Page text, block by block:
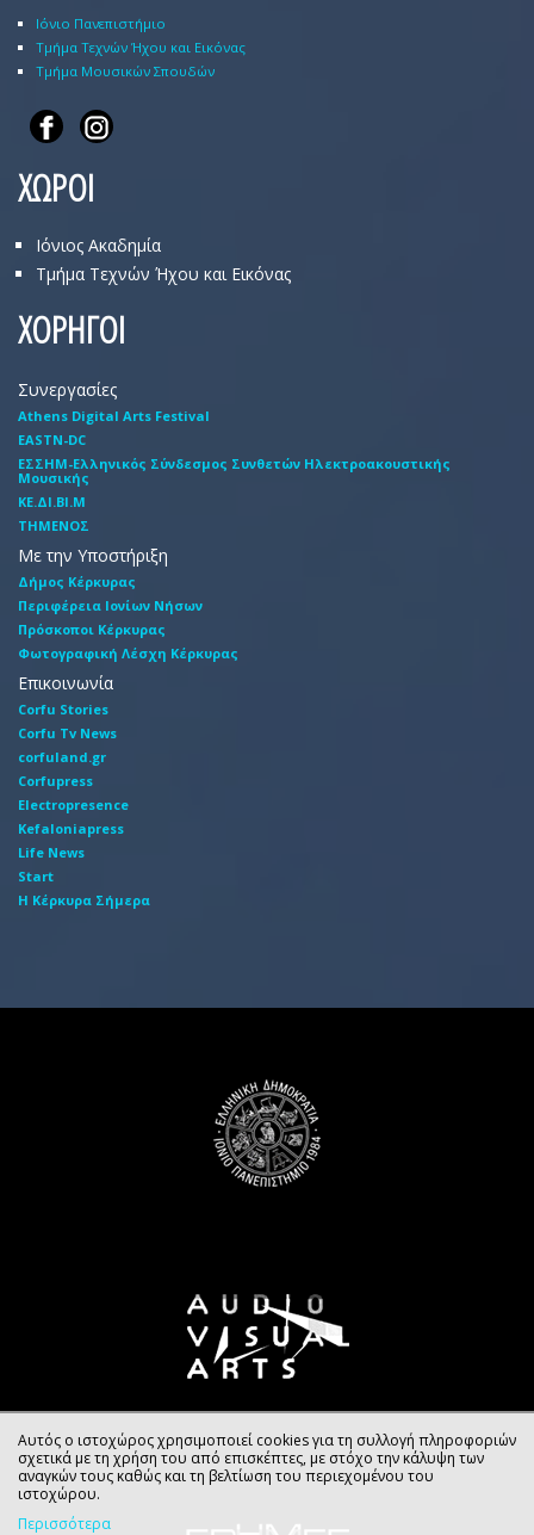
Ιόνιο Πανεπιστήμιο
Τμήμα Τεχνών Ήχου και Εικόνας
Τμήμα Μουσικών Σπουδών
ΧΩΡΟΙ
Ιόνιος Ακαδημία
Τμήμα Τεχνών Ήχου και Εικόνας
ΧΟΡΗΓΟΙ
Συνεργασίες
Athens Digital Arts Festival
EASTN-DC
EΣΣHM-Eλληνικός Σύνδεσμος Συνθετών Hλεκτροακουστικής
Mουσικής
ΚΕ.ΔΙ.ΒΙ.Μ
ΤΗΜΕΝΟΣ
Με την Υποστήριξη
Δήμος Κέρκυρας
Περιφέρεια Ιονίων Νήσων
Πρόσκοποι Κέρκυρας
Φωτογραφική Λέσχη Κέρκυρας
Επικοινωνία
Corfu Stories
Corfu Tv News
corfuland.gr
Corfupress
Electropresence
Kefaloniapress
Life News
Start
Η Κέρκυρα Σήμερα
Αυτός ο ιστοχώρος χρησιμοποιεί cookies για τη συλλογή πληροφοριών
σχετικά με τη χρήση του από επισκέπτες, με στόχο την κάλυψη των
αναγκών τους καθώς και τη βελτίωση του περιεχομένου του
ιστοχώρου.
Περισσότερα